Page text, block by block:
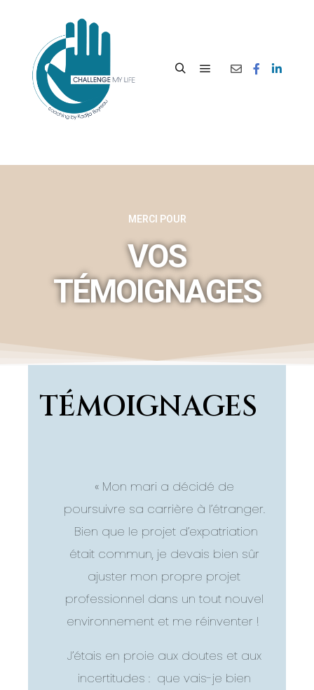
MERCI POUR
VOS
TÉMOIGNAGES
TÉMOIGNAGES
« Mon mari a décidé de
poursuivre sa carrière à l’étranger.
Bien que le projet d’expatriation
était commun, je devais bien sûr
ajuster mon propre projet
professionnel dans un tout nouvel
environnement et me réinventer !
J’étais en proie aux doutes et aux
incertitudes : que vais-je bien